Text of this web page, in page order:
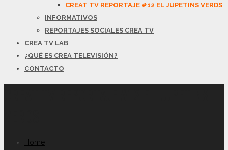
CREAT TV REPORTAJE #12 EL JUPETINS VERDS
INFORMATIVOS
REPORTAJES SOCIALES CREA TV
CREA TV LAB
¿QUÉ ES CREA TELEVISIÓN?
CONTACTO
Home